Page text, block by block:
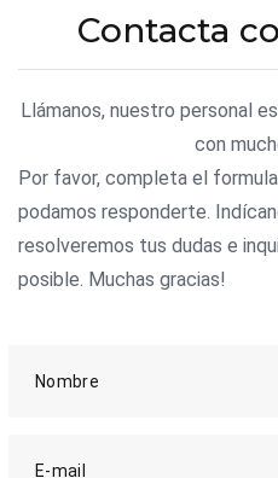
Contacta
Llámanos, nuestro personal
con
Por favor, completa el
podamos responderte.
resolveremos tus dudas e
posible. Muchas gracias!
Nombre
E-mail